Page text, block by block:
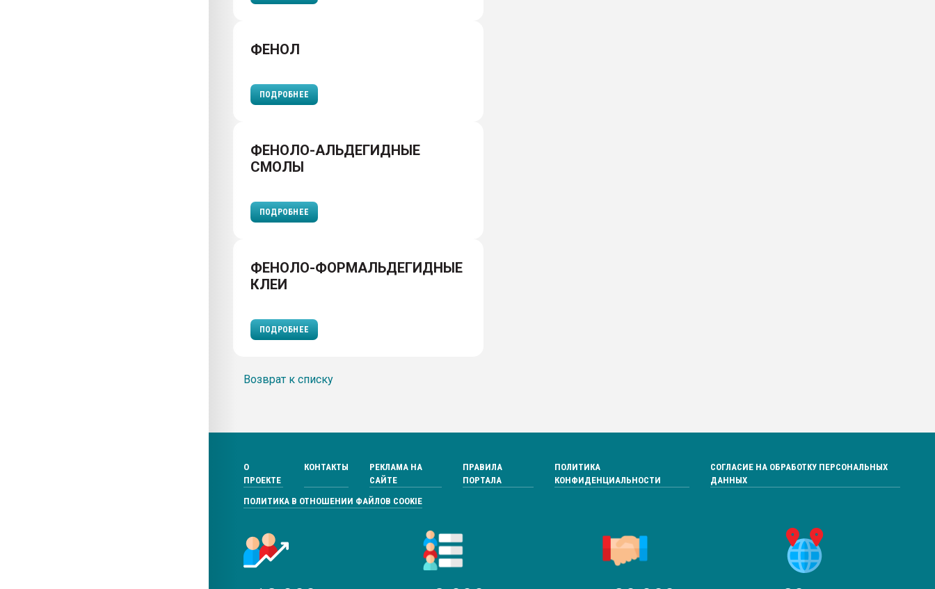
ФЕНОЛ
ПОДРОБНЕЕ
ФЕНОЛО-АЛЬДЕГИДНЫЕ
СМОЛЫ
ПОДРОБНЕЕ
ФЕНОЛО-ФОРМАЛЬДЕГИДНЫЕ
КЛЕИ
ПОДРОБНЕЕ
Возврат к списку
О
ПРОЕКТЕ
КОНТАКТЫ
РЕКЛАМА НА
САЙТЕ
ПРАВИЛА
ПОРТАЛА
ПОЛИТИКА
КОНФИДЕНЦИАЛЬНОСТИ
СОГЛАСИЕ НА ОБРАБОТКУ ПЕРСОНАЛЬНЫХ
ДАННЫХ
ПОЛИТИКА В ОТНОШЕНИИ ФАЙЛОВ COOKIE